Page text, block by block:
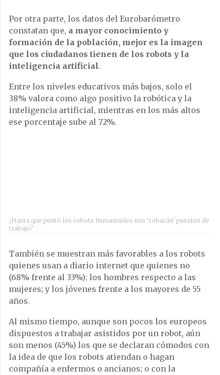
Por otra parte, los datos del Eurobarómetro
constatan que, a mayor conocimiento y
formación de la población, mejor es la imagen
que los ciudadanos tienen de los robots y la
inteligencia artificial.
Entre los niveles educativos más bajos, solo el
38% valora como algo positivo la robótica y la
inteligencia artificial, mientras en los más altos
ese porcentaje sube al 72%.
¿Hasta que punto los robots humanoides nos ‘robarán’ puestos de
trabajo?
También se muestran más favorables a los robots
quienes usan a diario internet que quienes no
(68% frente al 33%); los hombres respecto a las
mujeres; y los jóvenes frente a los mayores de 55
años.
Al mismo tiempo, aunque son pocos los europeos
dispuestos a trabajar asistidos por un robot, aún
son menos (45%) los que se declaran cómodos con
la idea de que los robots atiendan o hagan
compañía a enfermos o ancianos; o con la